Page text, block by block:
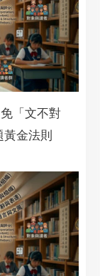
「文不對
金法則